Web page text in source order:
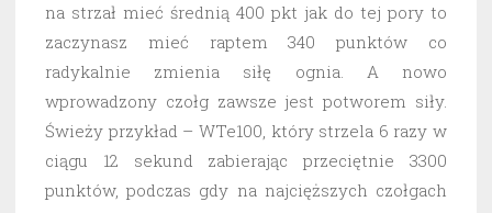
na strzał mieć średnią 400 pkt jak do tej pory to
zaczynasz mieć raptem 340 punktów co
radykalnie zmienia siłę ognia. A nowo
wprowadzony czołg zawsze jest potworem siły.
Świeży przykład – WTe100, który strzela 6 razy w
ciągu 12 sekund zabierając przeciętnie 3300
punktów, podczas gdy na najcięższych czołgach